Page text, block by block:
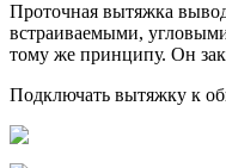
Проточная вытяжка
встраиваемыми,
тому же принципу. Он
Подключать вытяжку к